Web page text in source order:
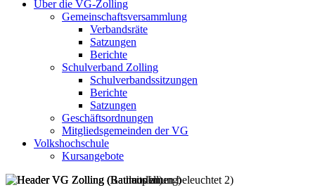
Über die VG-Zolling
Gemeinschaftsversammlung
Verbandsräte
Satzungen
Berichte
Schulverband Zolling
Schulverbandssitzungen
Berichte
Satzungen
Geschäftsordnungen
Mitgliedsgemeinden der VG
Volkshochschule
Kursangebote